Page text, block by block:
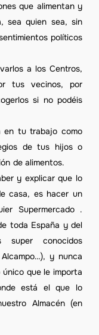
que alimentan y
sea quien sea, sin
políticos
a los Centros,
tus vecinos, por
si no podéis
en tu trabajo como
de tus hijos o
de alimentos.
y explicar que lo
casa, es hacer un
Supermercado .
toda España y del
conocidos
y nunca
único que le importa
está el que lo
Almacén (en